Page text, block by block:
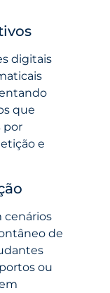
digitais
que
por
e
cenários
de
ou